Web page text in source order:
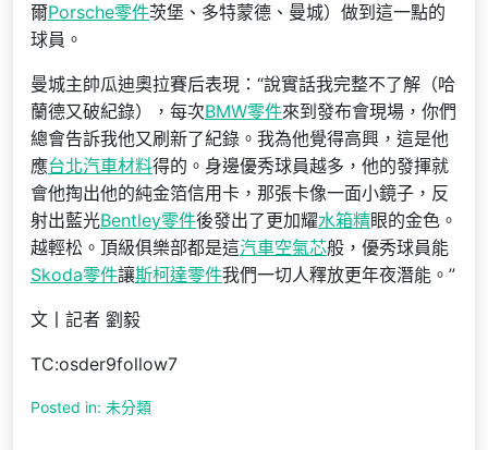
爾Porsche零件茨堡、多特蒙德、曼城）做到這一點的
球員。
曼城主帥瓜迪奧拉賽后表現：“說實話我完整不了解（哈
蘭德又破紀錄），每次BMW零件來到發布會現場，你們
總會告訴我他又刷新了紀錄。我為他覺得高興，這是他
應台北汽車材料得的。身邊優秀球員越多，他的發揮就
會他掏出他的純金箔信用卡，那張卡像一面小鏡子，反
射出藍光Bentley零件後發出了更加耀水箱精眼的金色。
越輕松。頂級俱樂部都是這汽車空氣芯般，優秀球員能
Skoda零件讓斯柯達零件我們一切人釋放更年夜潛能。”
文丨記者 劉毅
TC:osder9follow7
Posted in: 未分類